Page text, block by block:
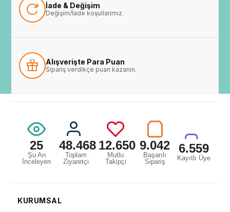
İade & Değişim
Değişim/İade koşullarımız.
Alışverişte Para Puan
Sipariş verdikçe puan kazanın.
25
Şu An
İnceleyen
48.468
Toplam
Ziyaretçi
12.650
Mutlu
Takipçi
9.042
Başarılı
Sipariş
6.559
Kayıtlı Üye
KURUMSAL